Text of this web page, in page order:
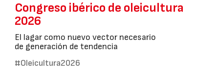
Congreso ibérico de oleicultura
2026
El lagar como nuevo vector necesario
de generación de tendencia
#Oleicultura2026